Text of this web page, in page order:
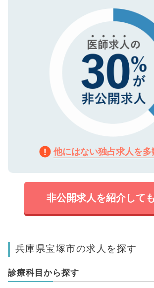
で、機密保持に関してもご安
他にはない独占求人を多
非公開求人を紹介して
兵庫県宝塚市の求人を探す
診療科目から探す